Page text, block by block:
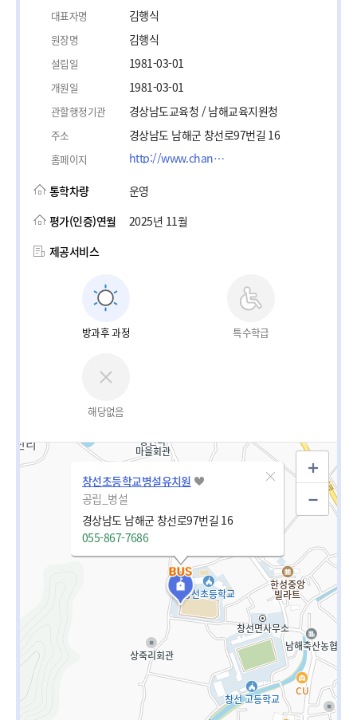
대표자명 김행식
원장명 김행식
설립일 1981-03-01
개원일 1981-03-01
관할행정기관 경상남도교육청 / 남해교육지원청
주소 경상남도 남해군 창선로97번길 16
홈페이지 http://www.changsun.es.kr
통학차량
운영
평가(인증)연월
2025년 11월
제공서비스
방과후 과정 특수학급
해당없음
창선초등학교병설유치원
공립_병설
경상남도 남해군 창선로97번길 16
055-867-7686